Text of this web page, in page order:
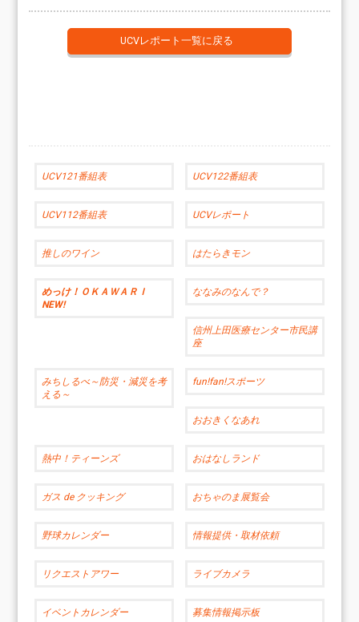
UCVレポート一覧に戻る
UCV121番組表 UCV122番組表
UCV112番組表 UCVレポート
推しのワイン はたらきモン
めっけ！ＯＫＡＷＡＲＩ
NEW!
ななみのなんで？
信州上田医療センター市民講
座
みちしるべ～防災・減災を考
える～
fun!fan!スポーツ
おおきくなあれ
熱中！ティーンズ おはなしランド
ガス de クッキング おちゃのま展覧会
野球カレンダー 情報提供・取材依頼
リクエストアワー ライブカメラ
イベントカレンダー 募集情報掲示板